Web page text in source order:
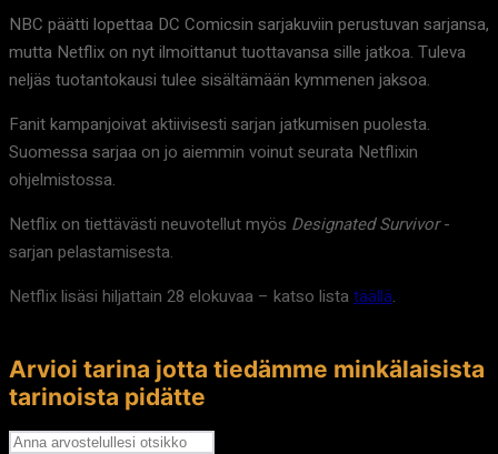
NBC päätti lopettaa DC Comicsin sarjakuviin perustuvan sarjansa,
mutta Netflix on nyt ilmoittanut tuottavansa sille jatkoa. Tuleva
neljäs tuotantokausi tulee sisältämään kymmenen jaksoa.
Fanit kampanjoivat aktiivisesti sarjan jatkumisen puolesta.
Suomessa sarjaa on jo aiemmin voinut seurata Netflixin
ohjelmistossa.
Netflix on tiettävästi neuvotellut myös Designated Survivor-
sarjan pelastamisesta.
Netflix lisäsi hiljattain 28 elokuvaa – katso lista täällä.
Arvioi tarina jotta tiedämme minkälaisista
tarinoista pidätte